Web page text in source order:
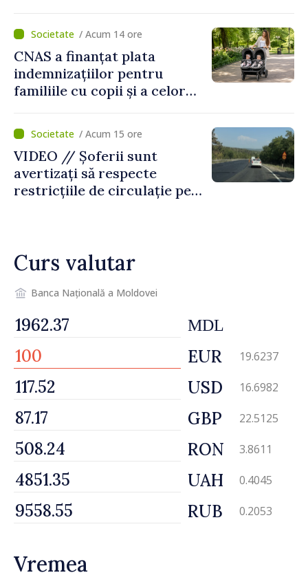
despre parcursul european
al Republicii Moldova.
/ Acum 14 ore
CNAS a finanțat plata
indemnizațiilor pentru
familiile cu copii și a celor
temporară de muncă
/ Acum 15 ore
VIDEO // Șoferii sunt
avertizați să respecte
restricțiile de circulație pe
Curs valutar
Banca Națională a Moldovei
MDL
EUR 19.6237
USD 16.6982
GBP 22.5125
RON 3.8611
UAH 0.4045
RUB 0.2053
Vremea